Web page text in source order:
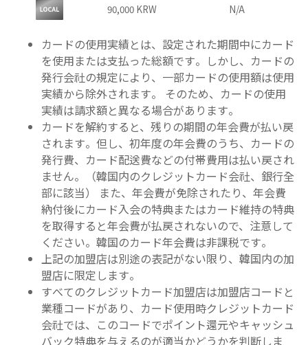
90,000 KRW N/A
カードの使用実績とは、 設定された期間中にカード
を使用または支払った総額です。しかし、カードの
発行会社の規定により、一部カードの使用額は使用
実績から除外されます。 そのため、カードの使用
実績は請求額と異なる場合があります。
カードを解約すると、残りの期間の年会費が払い戻
されます。但し、初年度の年会費のうち、カードの
発行費、カード配送費などの付帯費用は払い戻され
ません。（韓国内のクレジットカード会社、銀行全
部に該当） また、年会費が免除されたり、年会費
納付後にカード入会の特典またはカード維持の特典
を取得すると年会費が払戻されないので、注意して
ください。韓国のカード年会費は非課税です。
上記の加盟店は別途の表記がない限り、韓国内の加
盟店に限定します。
すべてのクレジットカード加盟店は加盟店コードと
業種コードがあり、カード使用時クレジットカード
会社では、このコードでポイント還元やキャッシュ
バック特典を与えるのが適当かどうかを判断しま